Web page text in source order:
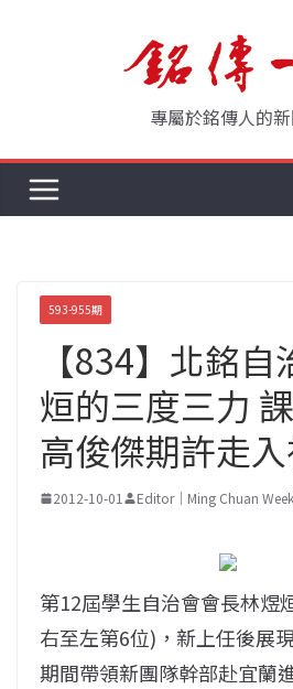
專屬於銘傳人的
593-955期
【834】北銘
烜的三度三力
高俊傑期許走
2012-10-01 Editor｜Ming Chuan
第12屆學生自治會會長林煜
右至左第6位)，新上任後展
期間帶領新團隊幹部赴宜蘭